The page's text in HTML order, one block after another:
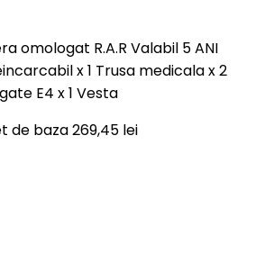
omologat R.A.R Valabil 5 ANI
x 1 Trusa medicala x 2
E4 x 1 Vesta
de baza269,45 lei